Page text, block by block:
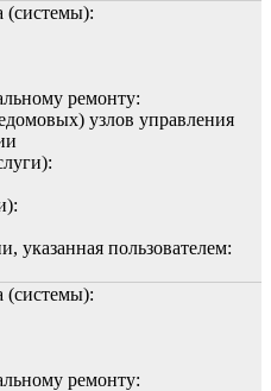
(системы):
ремонту:
узлов управления
указанная пользователем:
(системы):
ремонту: